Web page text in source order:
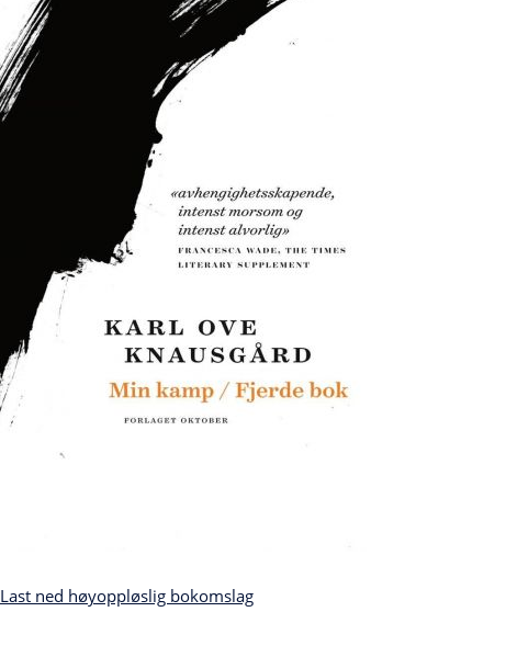
Last ned høyoppløslig bokomslag